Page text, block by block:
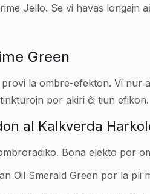
Jello. Se vi havas longajn
Green
la ombre-efekton. Vi
por akiri ĉi tiun efikon.
al Kalkverda
Bona elekto por
Oil Smerald Green por la